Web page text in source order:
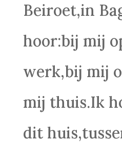
Beiroet,in
hoor:bij mij
werk,bij mij
mij thuis.Ik
dit